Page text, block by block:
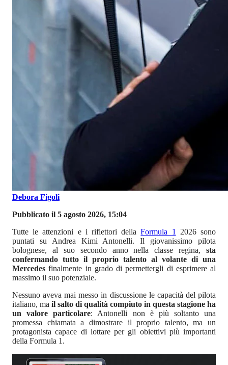
Debora Figoli
Pubblicato il 5 agosto 2026, 15:04
Tutte le attenzioni e i riflettori dellaFormula 1
2026 sono
puntati su Andrea Kimi Antonelli. Il giovanissimo pilota
bolognese, al suo secondo anno nella classe regina, sta
confermando tutto il proprio talento al volante di una
Mercedes finalmente in grado di permettergli di esprimere al
massimo il suo potenziale.
Nessuno aveva mai messo in discussione le capacità del pilota
italiano, ma il salto di qualità compiuto in questa stagione ha
un valore particolare: Antonelli non è più soltanto una
promessa chiamata a dimostrare il proprio talento, ma un
protagonista capace di lottare per gli obiettivi più importanti
della Formula 1.